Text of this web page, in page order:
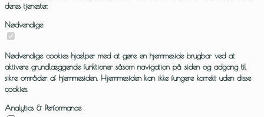
deres tjenester.
Nødvendige
Nødvendige cookies hjælper med at gøre en hjemmeside brugbar ved at
aktivere grundlæggende funktioner såsom navigation på siden og adgang til
sikre områder af hjemmesiden. Hjemmesiden kan ikke fungere korrekt uden disse
cookies.
Analytics & Performance